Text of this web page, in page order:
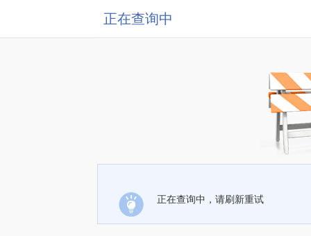
正在查询中
正在查询中，请刷新重试